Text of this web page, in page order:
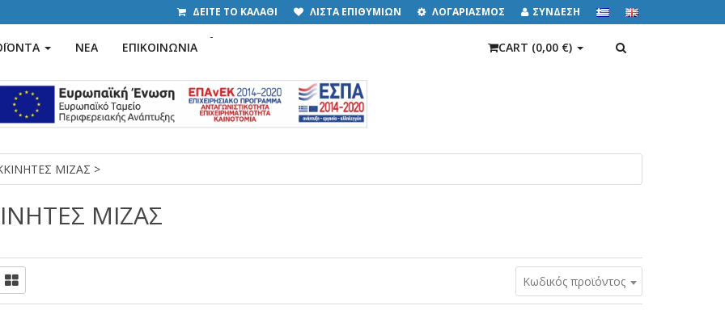
ΔΕΙΤΕ ΤΟ ΚΑΛΑΘΙ ΛΙΣΤΑ ΕΠΙΘΥΜΙΩΝ ΛΟΓΑΡΙΑΣΜΟΣ ΣΥΝΔΕΣΗ
ΝΕΑ ΕΠΙΚΟΙΝΩΝΙΑ
-
CART (0,00 €)
ΜΙΖΑΣ >
ΜΙΖΑΣ
Κωδικός προϊόντος